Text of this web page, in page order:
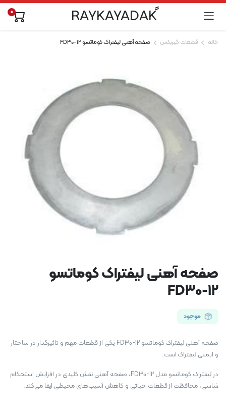
ًRAYKAYADAK 0
خانه قطعات گیربکس صفحه آهنی لیفتراک کوماتسو FD30-12
صفحه آهنی لیفتراک کوماتسو
FD30-12
موجود
صفحه آهنی لیفتراک کوماتسو FD30-12 یکی از قطعات مهم و تاثیرگذار در ساختار
و ایمنی لیفتراک است.
در لیفتراک کوماتسو مدل FD30-12، صفحه آهنی نقش کلیدی در افزایش استحکام
شاسی، محافظت از قطعات حیاتی و کاهش آسیب‌های محیطی ایفا می‌کند.